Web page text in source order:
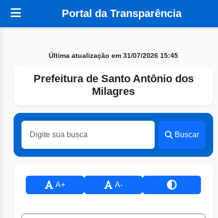
Portal da Transparência
Última atualização em 31/07/2026 15:45
Prefeitura de Santo Antônio dos
Milagres
Buscar
A+ A-